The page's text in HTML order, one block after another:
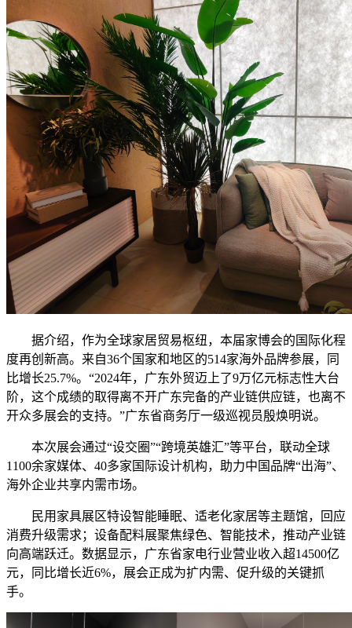
据介绍，作为全球家居贸易枢纽，本届家博会的国际化程
度再创新高。来自36个国家和地区的514家海外品牌参展，同
比增长25.7%。“2024年，广东外贸迈上了9万亿元标志性大台
阶，这个成绩的取得离不开广东完备的产业链供应链，也离不
开众多展会的支持。”广东省商务厅一级巡视员殷焕明说。
本次展会通过“设交圈”“跨境英雄汇”等平台，联动全球
1100余家媒体、40多家国际设计机构，助力中国品牌“出海”、
海外企业共享内需市场。
民用家具展区特设智能睡眠、适老化家居等主题馆，回应
消费升级需求；设备配料展聚焦绿色、智能技术，推动产业链
向高端跃迁。数据显示，广东省家电行业营业收入超14500亿
元，同比增长近6%，展会正成为扩内需、促升级的关键抓
手。